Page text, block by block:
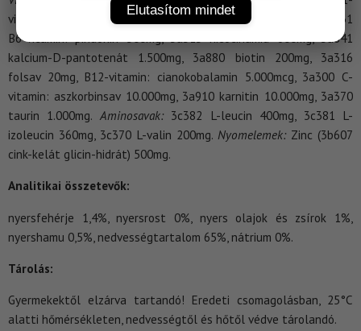
vitamin: tiamin 500mg, 3a826 riboflavin-5’-foszfát 147mg, 3a831
B6-vitamin: piridoxin 500mg, 3a315 nicotinamid 600mg, 3a841
kalcium-D-pantotenát 1.500mg, 3a880 biotin 200mg, 3a316
folsav 20mg, B12-vitamin: cianokobalamin 5.000mcg, 3a300 C-
vitamin: aszkorbinsav 10.000mg, 3a910 karnitin 10.000mg, 3a370
taurin 1.000mg. Aminosavak:3c382 L-leucin 400mg, 3c381 L-
izoleucin 360mg, 3c370 L-valin 200mg. Nyomelemek: Zinc (3b607
cink-kelát glicin-hidrát) 500mg.
Analitikai összetevők:
nyersfehérje 1,4%, nyersrost 0%, nyers olajok és zsírok 1%,
nyershamu 0,5%, nedvességtartalom 65%, nátrium 0%.
Tárolás:
Gyermekektől elzárva tartandó! Eredeti csomagolásban, 25°C
alatti hőmérsékleten, nedvességtől és hőtől védve tárolandó.
Elutasítom mindet